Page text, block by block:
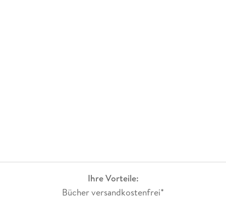
Ihre Vorteile:
Bücher versandkostenfrei*